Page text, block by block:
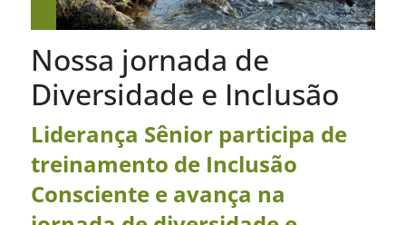
Nossa jornada de
Diversidade e Inclusão
Liderança Sênior participa de
treinamento de Inclusão
Consciente e avança na